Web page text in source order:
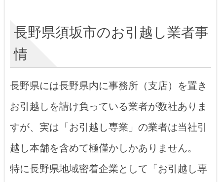
長野県須坂市のお引越し業者事
情
長野県には長野県内に事務所（支店）を置き
お引越しを請け負っている業者が数社ありま
すが、実は「お引越し専業」の業者は当社引
越し本舗を含めて極僅かしかありません。
特に長野県地域密着企業として「お引越し専